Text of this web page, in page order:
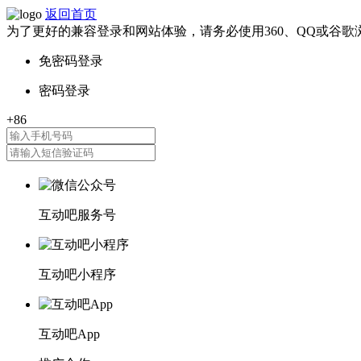
返回首页
为了更好的兼容登录和网站体验，请务必使用360、QQ或谷歌
互动吧服务号
互动吧小程序
互动吧App